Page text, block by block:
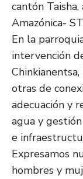
cantón
Amazónica-
En la
intervención
otras de
adecuación y
agua y
e
Expresamos
hombres y